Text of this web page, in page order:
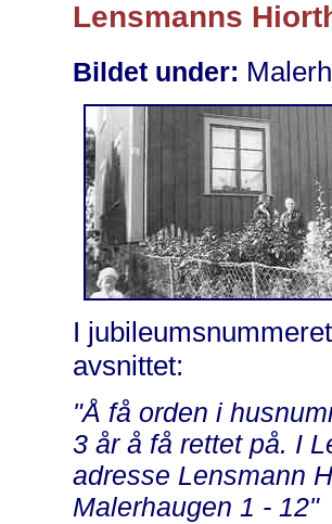
Lensmanns
Bildet under:
I
avsnittet:
"Å få orden i
3 år å få rettet på. I
adresse Lensmann
Malerhaugen 1 - 12"